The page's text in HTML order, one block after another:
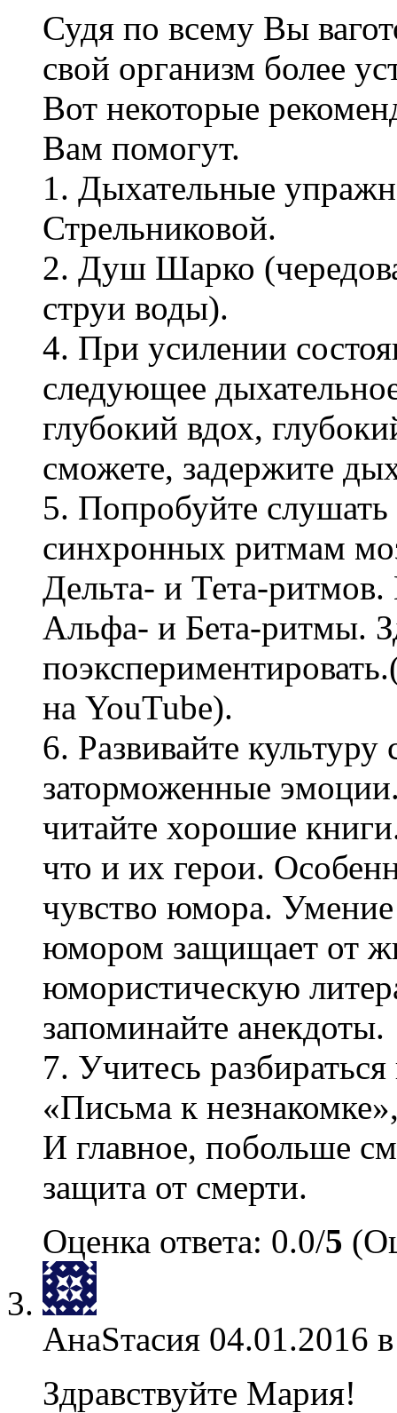
Судя по всему Вы
свой организм более
Вот некоторые
Вам помогут.
1. Дыхательные
Стрельниковой.
2. Душ Шарко
струи воды).
4. При усилении
следующее
глубокий вдох,
сможете, задержите
5. Попробуйте
синхронных ритмам
Дельта- и Тета-
Альфа- и Бета-ритмы.
на YouTube).
6. Развивайте
заторможенные
читайте хорошие
что и их герои.
чувство юмора. Умение
юмором защищает от
юмористическую
запоминайте анекдоты.
7. Учитесь
«Письма к
И главное, побольше
защита от смерти.
Оценка ответа: 0.0/5
АнаSтасия 04.01.2016
Здравствуйте Мария!